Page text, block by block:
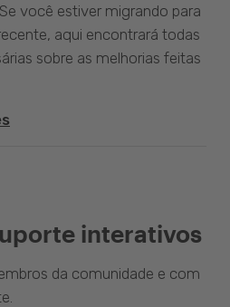
você estiver migrando para
aqui encontrará todas
sobre as melhorias feitas
interativos
da comunidade e com